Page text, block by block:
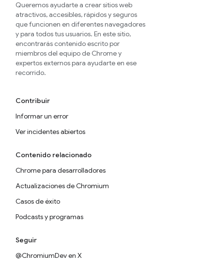
Queremos ayudarte a crear sitios web
atractivos, accesibles, rápidos y seguros
que funcionen en diferentes navegadores
y para todos tus usuarios. En este sitio,
encontrarás contenido escrito por
miembros del equipo de Chrome y
expertos externos para ayudarte en ese
recorrido.
Contribuir
Informar un error
Ver incidentes abiertos
Contenido relacionado
Chrome para desarrolladores
Actualizaciones de Chromium
Casos de éxito
Podcasts y programas
Seguir
@ChromiumDev en X